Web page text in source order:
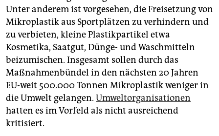
Unter anderem ist vorgesehen, die Freisetzung von
Mikroplastik aus Sportplätzen zu verhindern und
zu verbieten, kleine Plastikpartikel etwa
Kosmetika, Saatgut, Dünge- und Waschmitteln
beizumischen. Insgesamt sollen durch das
Maßnahmenbündel in den nächsten 20 Jahren
EU-weit 500.000 Tonnen Mikroplastik weniger in
die Umwelt gelangen. Umweltorganisationen
hatten es im Vorfeld als nicht ausreichend
kritisiert.